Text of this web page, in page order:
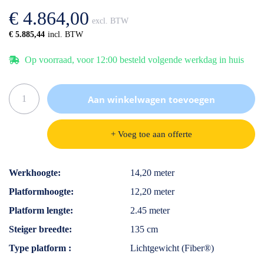
€ 5.885,44
€ 4.864,00
Op voorraad, voor 12:00 besteld volgende werkdag in huis
Aan winkelwagen toevoegen
+ Voeg toe aan offerte
Specificaties
Werkhoogte
14,20 meter
Platformhoogte
12,20 meter
Platform lengte
2.45 meter
Steiger breedte
135 cm
Type platform
Lichtgewicht (Fiber®)